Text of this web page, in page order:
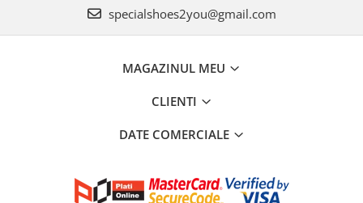
specialshoes2you@gmail.com
MAGAZINUL MEU
CLIENTI
DATE COMERCIALE